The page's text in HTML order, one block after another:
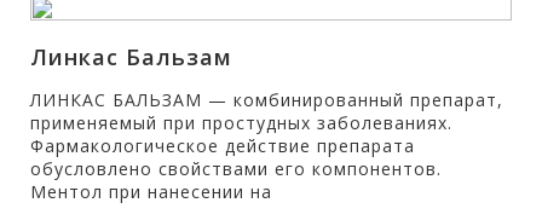
Линкас Бальзам
ЛИНКАС БАЛЬЗАМ — комбинированный препарат,
применяемый при простудных заболеваниях.
Фармакологическое действие препарата
обусловлено свойствами его компонентов.
Ментол при нанесении на